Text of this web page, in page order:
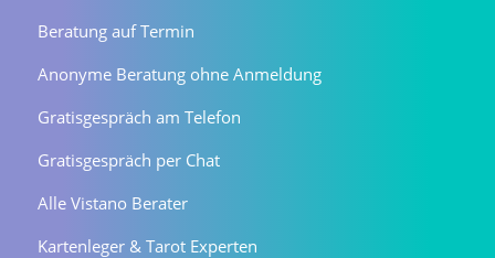
Beratung auf Termin
Anonyme Beratung ohne Anmeldung
Gratisgespräch am Telefon
Gratisgespräch per Chat
Alle Vistano Berater
Kartenleger & Tarot Experten